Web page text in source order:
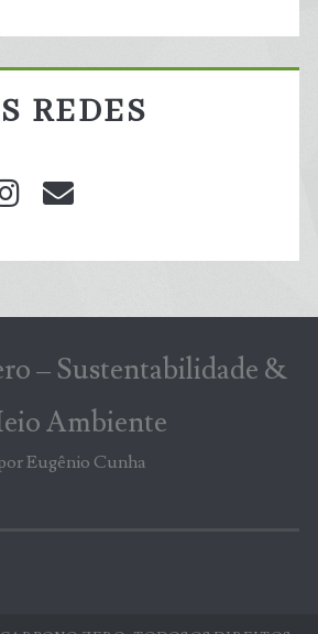
REDES
instagram
– Sustentabilidade &
Ambiente
Eugênio Cunha